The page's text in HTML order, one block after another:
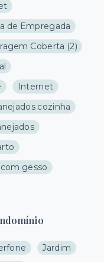
de Empregada
Coberta (2)
Internet
cozinha
gesso
Jardim